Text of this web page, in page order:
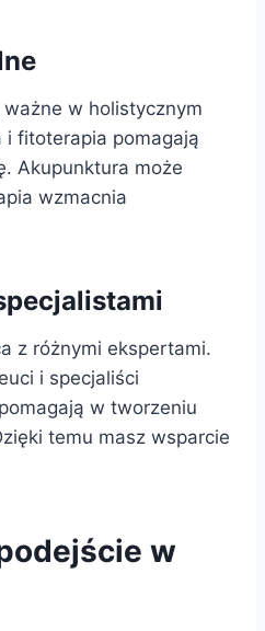
ważne w holistycznym
fitoterapia pomagają
Akupunktura może
wzmacnia
z różnymi ekspertami.
i specjaliści
w tworzeniu
temu masz wsparcie
w